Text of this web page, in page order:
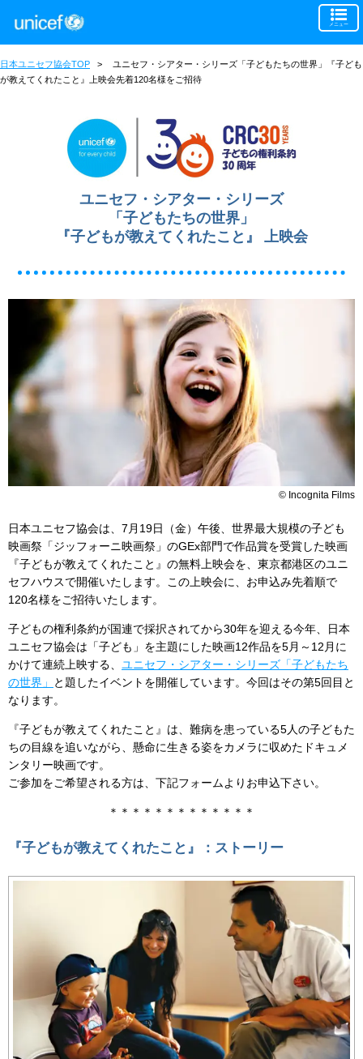
メニュー
日本ユニセフ協会TOP >
ユニセフ・シアター・シリーズ「子どもたちの世界」『子ども
が教えてくれたこと』上映会先着120名様をご招待
ユニセフ・シアター・シリーズ
「子どもたちの世界」
『子どもが教えてくれたこと』 上映会
© Incognita Films
日本ユニセフ協会は、7月19日（金）午後、世界最大規模の子ども
映画祭「ジッフォーニ映画祭」のGEx部門で作品賞を受賞した映画
『子どもが教えてくれたこと』の無料上映会を、東京都港区のユニ
セフハウスで開催いたします。この上映会に、お申込み先着順で
120名様をご招待いたします。
子どもの権利条約が国連で採択されてから30年を迎える今年、日本
ユニセフ協会は「子ども」を主題にした映画12作品を5月～12月に
かけて連続上映する、 ユニセフ・シアター・シリーズ「子どもたち
の世界」
と題したイベントを開催しています。今回はその第5回目と
なります。
『子どもが教えてくれたこと』は、難病を患っている5人の子どもた
ちの目線を追いながら、懸命に生きる姿をカメラに収めたドキュメ
ンタリー映画です。
ご参加をご希望される方は、下記フォームよりお申込下さい。
＊＊＊＊＊＊＊＊＊＊＊＊＊
『子どもが教えてくれたこと』：ストーリー